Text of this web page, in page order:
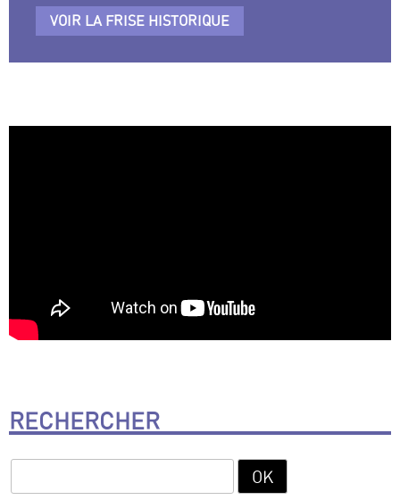
VOIR LA FRISE HISTORIQUE
RECHERCHER